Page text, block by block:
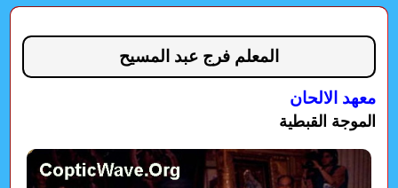
المعلم فرج عبد المسيح
معهد الالحان
الموجة القبطية